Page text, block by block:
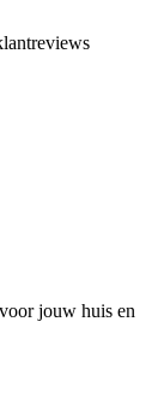
voor jouw huis en